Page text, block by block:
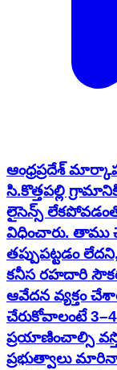
ఆంధ్రప్రదేశ్
సి.కొత్తపల్లి
లైసెన్స్
విధించారు. తాము
తప్పుపట్టడం
కనీస రహదారి
ఆవేదన వ్యక్తం
చేరుకోవాలంటే
ప్రయాణించాల్సి
ప్రభుత్వాలు